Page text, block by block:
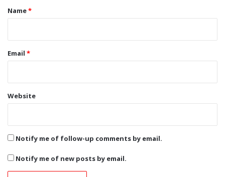
*Name*
Email *
Website
Notify me of follow-up comments by email.
Notify me of new posts by email.